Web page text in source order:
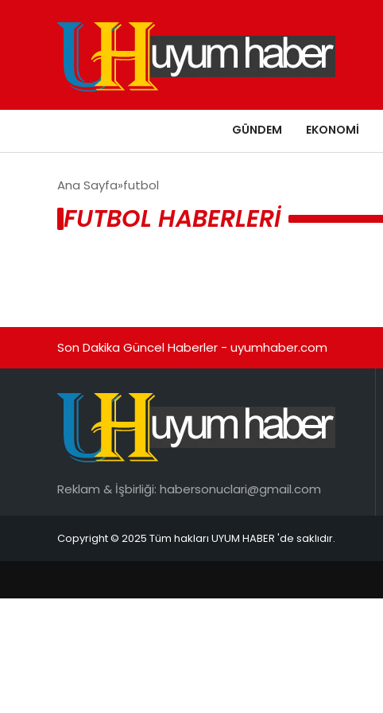
GÜNDEM EKONOMI
Ana Sayfa futbol
FUTBOL HABERLERI
Son Dakika Güncel Haberler - uyumhaber.com
Reklam & İşbirliği: habersonuclari@gmail.com
Copyright © 2025 Tüm hakları UYUM HABER 'de saklıdır.